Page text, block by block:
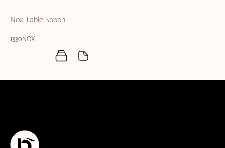
Nox Table Spoon
1330NOX